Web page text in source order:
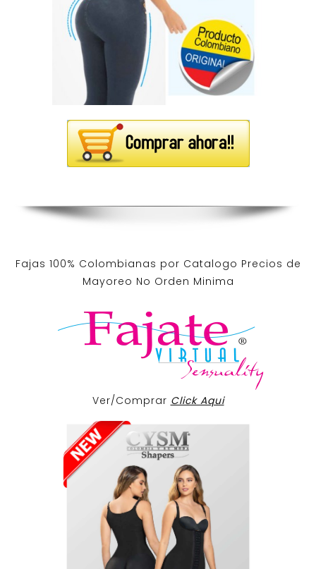
Fajas 100% Colombianas por Catalogo Precios de
Mayoreo No Orden Minima
Ver/Comprar Click Aqui